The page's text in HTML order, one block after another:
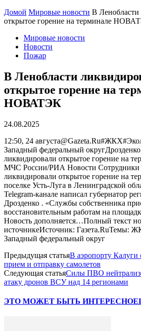
Домой Мировые новости В Ленобласти
открытое горение на терминале
Мировые новости
Новости
Пожар
В Ленобласти
открытое горение на
НОВАТЭК
24.08.2025
12:50, 24
Западный федеральный
ликвидировали открытое горение на
МЧС России/РИА Новости Сотрудники
ликвидировали открытое горение на
поселке Усть-Луга в Ленинградской
Telegram-канале написал губернатор
Дрозденко . «Службы собственника
восстановительным работам на
Новость дополняется…Полный текст
источникеИсточник: Газета.RuТемы:
Западный федеральный округ
Предыдущая статьяВ аэропорту Калуги
прием и отправку самолетов
Следующая статьяСилы ПВО
атаку дронов ВСУ над 14 регионами
ЭТО МОЖЕТ БЫТЬ ИНТЕРЕСНО